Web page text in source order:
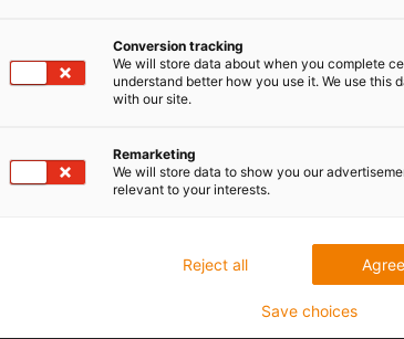
dla Państwa ulepszyć?
Conversion tracking
We will store data about when you complete
understand better how you use it. We use this
with our site.
Remarketing
We will store data to show you our
relevant to your interests.
Reject all
Save choices